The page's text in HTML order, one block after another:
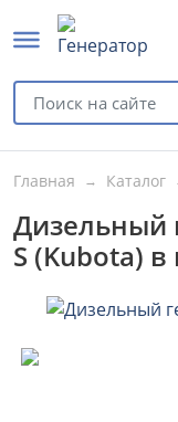
Главная Каталог
Дизельный
S (Kubota)